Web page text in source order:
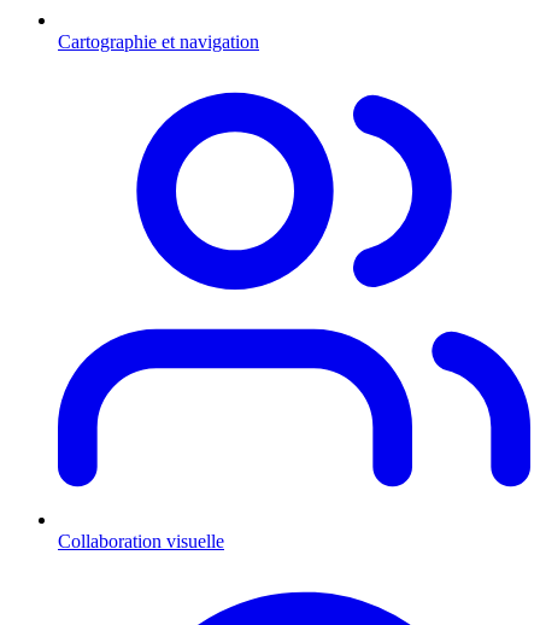
Cartographie et navigation
Collaboration visuelle